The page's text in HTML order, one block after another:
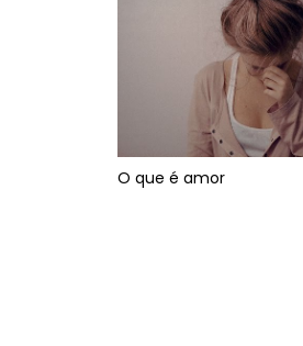
O que é amor